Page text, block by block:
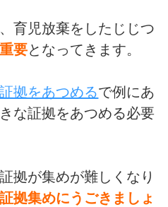
育児放棄をしたじじつ
要となってきます。
拠をあつめるで例にあ
な証拠をあつめる必要
拠が集めが難しくなり
拠集めにうごきましょ